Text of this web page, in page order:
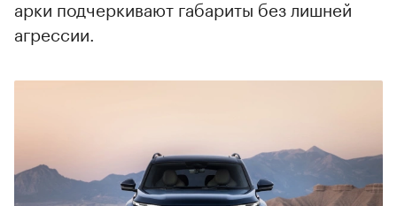
арки подчеркивают габариты без лишней
агрессии.